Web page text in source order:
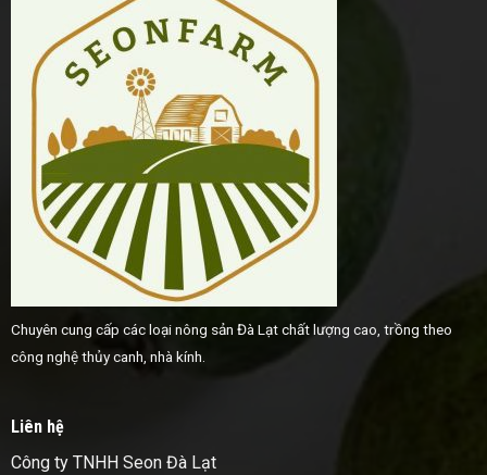
Chuyên cung cấp các loại nông sản Đà Lạt chất lượng cao, trồng theo
công nghệ thủy canh, nhà kính.
Liên hệ
Công ty TNHH Seon Đà Lạt